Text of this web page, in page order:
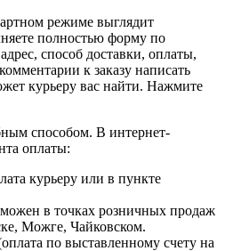
режиме выглядит
полностью форму по
способ доставки, оплаты,
к заказу написать
курьеру вас найти. Нажмите
способом. В интернет-
оплаты:
курьеру или в пункте
в точках розничных продаж
Можге, Чайковском.
по выставленному счету на